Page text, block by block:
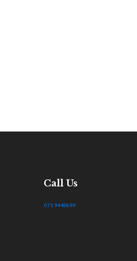
Call Us
071 9448899